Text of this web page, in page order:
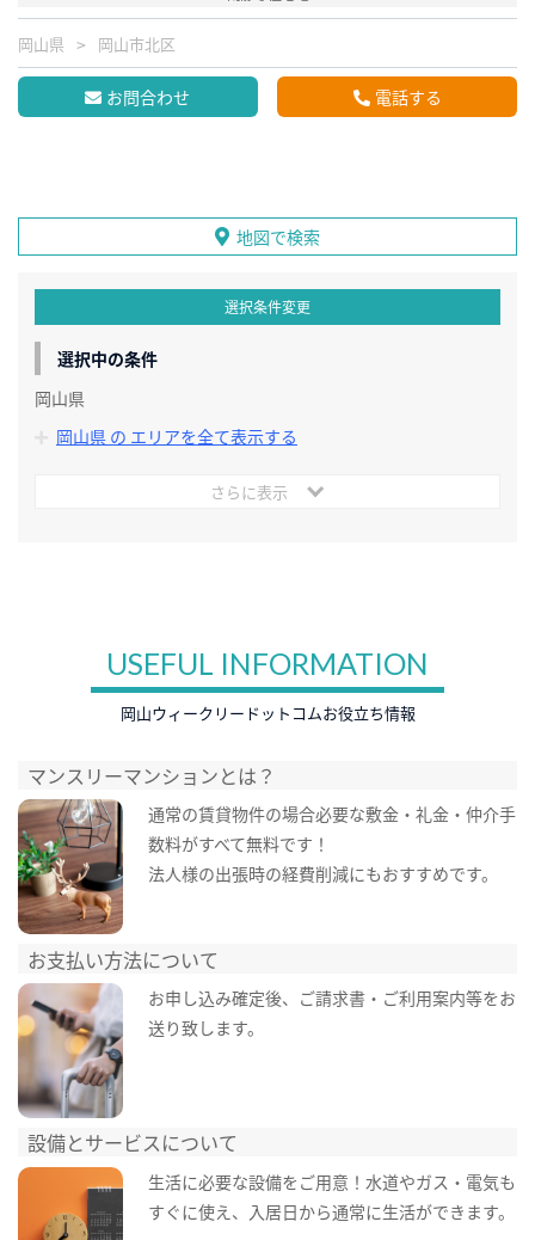
岡山県 岡山市北区
お問合わせ 電話する
地図で検索
選択条件変更
選択中の条件
岡山県
岡山県 の エリアを全て表示する
さらに表示
USEFUL INFORMATION
岡山ウィークリードットコムお役立ち情報
マンスリーマンションとは？
通常の賃貸物件の場合必要な敷金・礼金・仲介手
数料がすべて無料です！
法人様の出張時の経費削減にもおすすめです。
お支払い方法について
お申し込み確定後、ご請求書・ご利用案内等をお
送り致します。
設備とサービスについて
生活に必要な設備をご用意！水道やガス・電気も
すぐに使え、入居日から通常に生活ができます。